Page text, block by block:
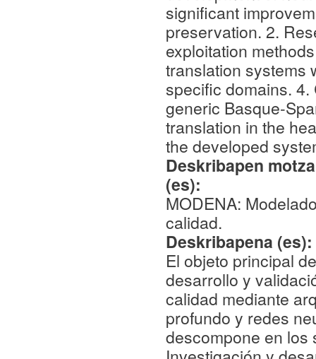
significant
preservation. 2.
exploitation
translation systems
specific domains.
generic Basque-
translation in the
the developed
Deskribapen
(es):
MODENA:
calidad.
Deskribapena (es):
El objeto principal
desarrollo y
calidad mediante
profundo y redes
descompone en los